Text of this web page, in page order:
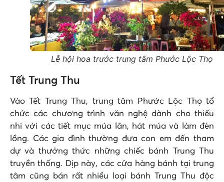
Lễ hội hoa trước trung tâm Phước Lộc Thọ
Tết Trung Thu
Vào Tết Trung Thu, trung tâm Phước Lộc Thọ tổ
chức các chương trình văn nghệ dành cho thiếu
nhi với các tiết mục múa lân, hát múa và làm đèn
lồng. Các gia đình thường đưa con em đến tham
dự và thưởng thức những chiếc bánh Trung Thu
truyền thống. Dịp này, các cửa hàng bánh tại trung
tâm cũng bán rất nhiều loại bánh Trung Thu độc